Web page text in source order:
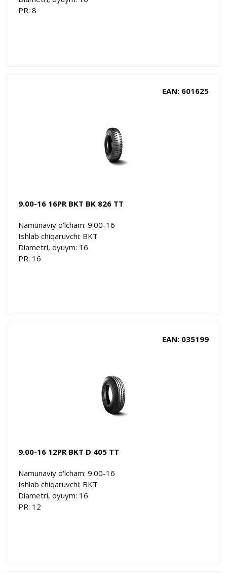
PR: 8
EAN: 601625
9.00-16 16PR BKT BK 826 TT
Namunaviy o'lcham: 9.00-16
Ishlab chiqaruvchi: BKT
Diametri, dyuym: 16
PR: 16
EAN: 035199
9.00-16 12PR BKT D 405 TT
Namunaviy o'lcham: 9.00-16
Ishlab chiqaruvchi: BKT
Diametri, dyuym: 16
PR: 12